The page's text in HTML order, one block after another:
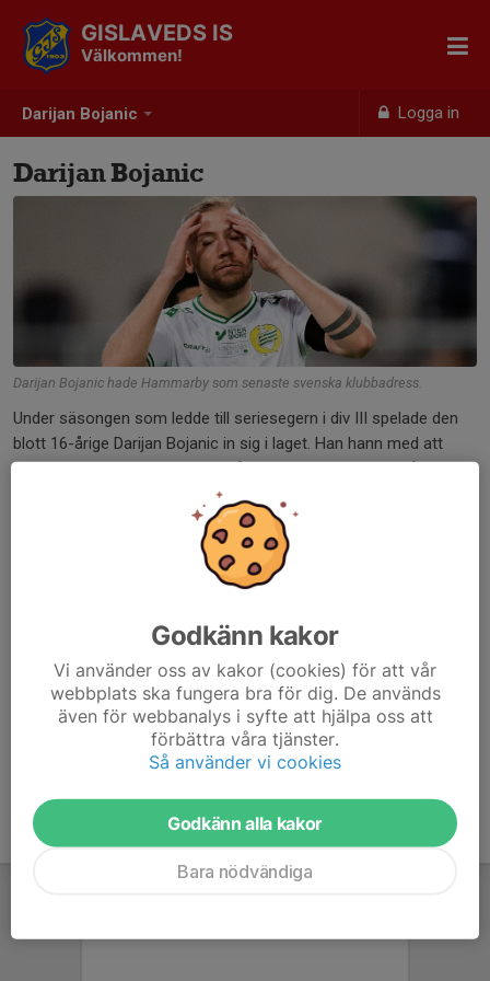
Darijan Bojanic Logga in
GISLAVEDS IS
Välkommen!
Darijan Bojanic
Darijan Bojanic hade Hammarby som senaste svenska klubbadress.
Under säsongen som ledde till seriesegern i div III spelade den
blott 16-årige Darijan Bojanic in sig i laget. Han hann med att
göra tolv matcher - och fyra mål - samt att dra till sig så mycket
uppmärksamhet att han värvades till Östers IF. Därifrån gick han
vidare till allsvenskt spel med i tur och ordning IFK Göteborg,
Helsingborg och Hammarby. Efter säsongen 2022 blev Bojanic
utlandsproffs genom en försäljning till sydkoreanska Ulsan
Bojanic hann med att representera Sverige tio gånger i U-
landslaget, och har sedan även medverkat i ett par A-kamper.
Med uppåt 200 allsvenska matcher bakom sig framstår han som
den främste utmanaren till Oscar Hiljemark som den mest
spelskicklige och framgångsrike spelare GIS fostrat.
Godkänn kakor
Vi använder oss av kakor (cookies) för att vår
webbplats ska fungera bra för dig. De används
även för webbanalys i syfte att hjälpa oss att
förbättra våra tjänster.
Så använder vi cookies
Godkänn alla kakor
Bara nödvändiga